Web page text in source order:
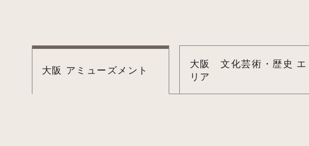
大阪 アミューズメント
大阪 文化芸術・歴史 エ
リア